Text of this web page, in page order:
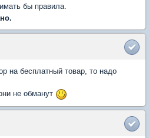
бы правила.
на бесплатный товар, то надо
не обманут